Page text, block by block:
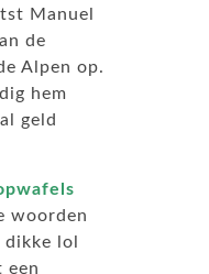
Manuel
de
Alpen op.
hem
geld
woorden
lol
een